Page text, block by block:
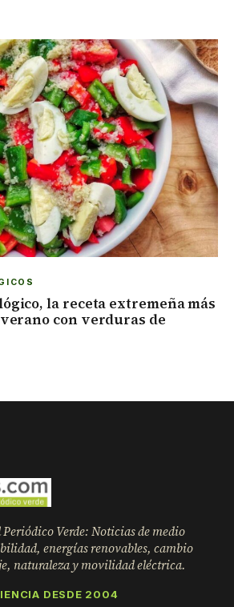
la receta extremeña más
con verduras de
Verde: Noticias de medio
energías renovables, cambio
naturaleza y movilidad eléctrica.
DESDE 2004